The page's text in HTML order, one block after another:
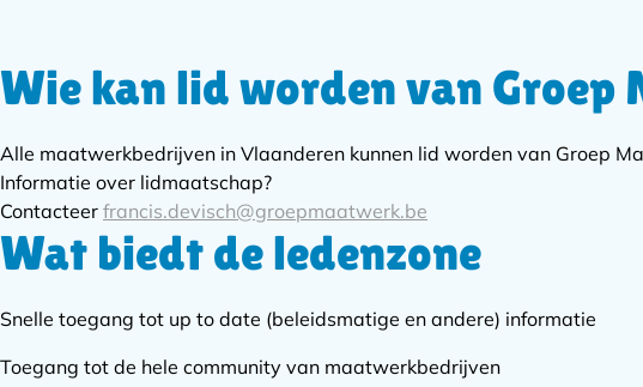
Subnavigatie
Wie kan lid worden van Groep
Alle maatwerkbedrijven in Vlaanderen kunnen lid worden van Groep
Informatie over lidmaatschap?
Contacteer francis.devisch@groepmaatwerk.be
Wat biedt de ledenzone
Snelle toegang tot up to date (beleidsmatige en andere) informatie
Toegang tot de hele community van maatwerkbedrijven